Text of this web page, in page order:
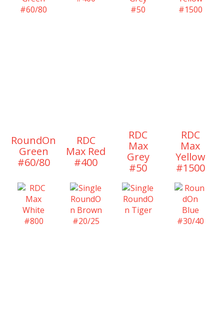
RoundOn
Green
#60/80
RDC
Max Red
#400
RDC
Max
Grey
#50
RDC
Max
Yellow
#1500